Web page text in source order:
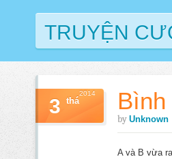
TRUYỆN
by Unknown
3 thá
2014
A và B vừa